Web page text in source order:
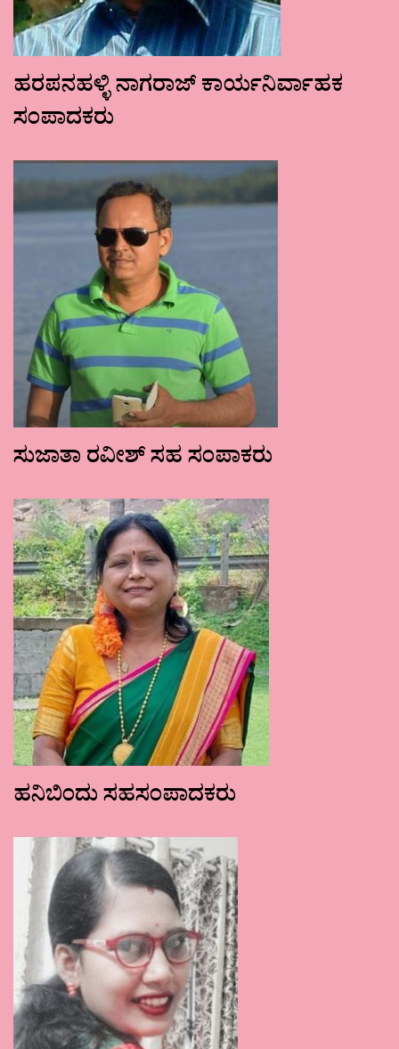
ಹರಪನಹಳ್ಳಿ ನಾಗರಾಜ್ ಕಾರ್ಯನಿರ್ವಾಹಕ
ಸಂಪಾದಕರು
ಸುಜಾತಾ ರವೀಶ್ ಸಹ ಸಂಪಾಕರು
ಹನಿಬಿಂದು ಸಹಸಂಪಾದಕರು